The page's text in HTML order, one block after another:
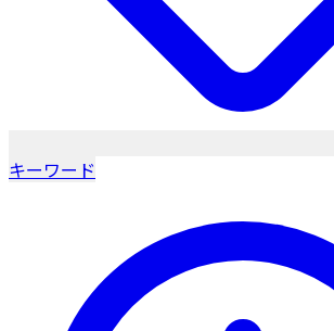
キーワード